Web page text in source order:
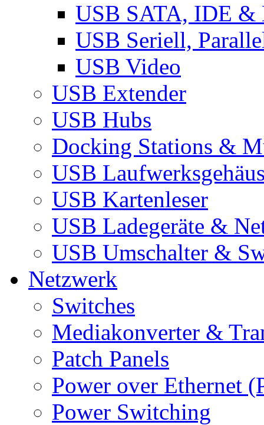
USB SATA, IDE &
USB Seriell,
USB Video
USB Extender
USB Hubs
Docking Stations &
USB
USB Kartenleser
USB Ladegeräte &
USB Umschalter &
Netzwerk
Switches
Mediakonverter &
Patch Panels
Power over Ethernet
Power Switching